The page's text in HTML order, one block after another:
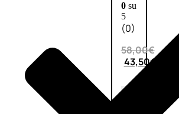
0su
5
(0)
58,00€
43,50€